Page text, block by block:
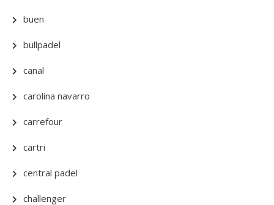
buen
bullpadel
canal
carolina navarro
carrefour
cartri
central padel
challenger